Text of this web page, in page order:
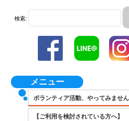
検索:
メニュー
ボランティア活動、やってみませ
【ご利用を検討されている方へ】